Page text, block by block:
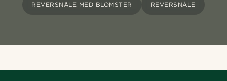
REVERSNÅLE MED BLOMSTER REVERSNÅLE